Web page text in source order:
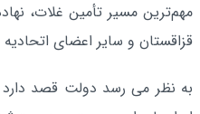
مهم‌ترین مسیر تأمین غلات،
قزاقستان و سایر اعضای اتحادیه
به نظر می رسد دولت قصد دارد